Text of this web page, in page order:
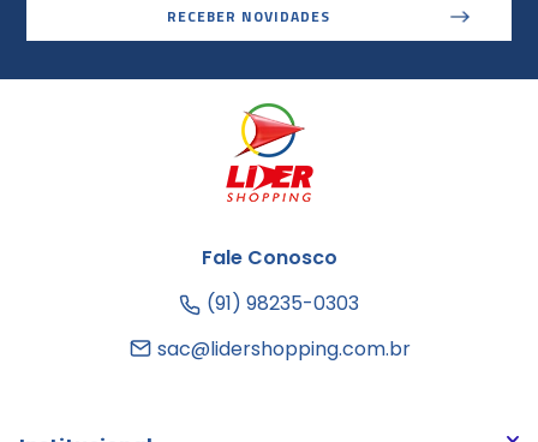
RECEBER NOVIDADES
Fale Conosco
(91) 98235-0303
sac@lidershopping.com.br